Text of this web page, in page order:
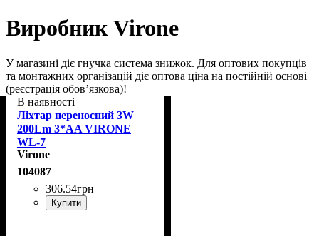
Виробник Virone
У магазині діє гнучка система знижок. Для оптових покупців
та монтажних організацій діє оптова ціна на постійній основі
(реєстрація обов’язкова)!
В наявності
Ліхтар переносний 3W
200Lm 3*AA VIRONE
WL-7
Virone
104087
306.54грн
Купити